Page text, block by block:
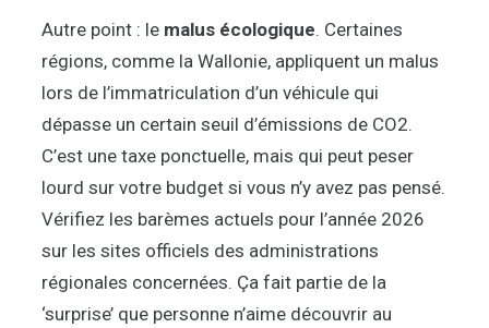
Autre point : le malus écologique. Certaines
régions, comme la Wallonie, appliquent un malus
lors de l’immatriculation d’un véhicule qui
dépasse un certain seuil d’émissions de CO2.
C’est une taxe ponctuelle, mais qui peut peser
lourd sur votre budget si vous n’y avez pas pensé.
Vérifiez les barèmes actuels pour l’année 2026
sur les sites officiels des administrations
régionales concernées. Ça fait partie de la
‘surprise’ que personne n’aime découvrir au